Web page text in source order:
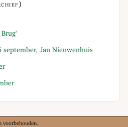
september, Jan Nieuwenhuis
voorbehouden.